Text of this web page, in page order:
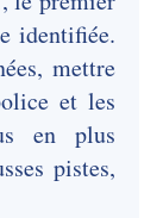
identifiée.
mettre
et les
en plus
pistes,